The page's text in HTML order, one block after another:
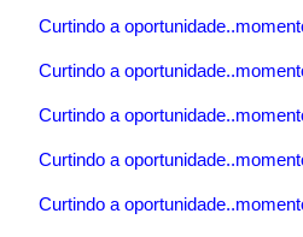
Curtindo a
Curtindo a
Curtindo a
Curtindo a
Curtindo a